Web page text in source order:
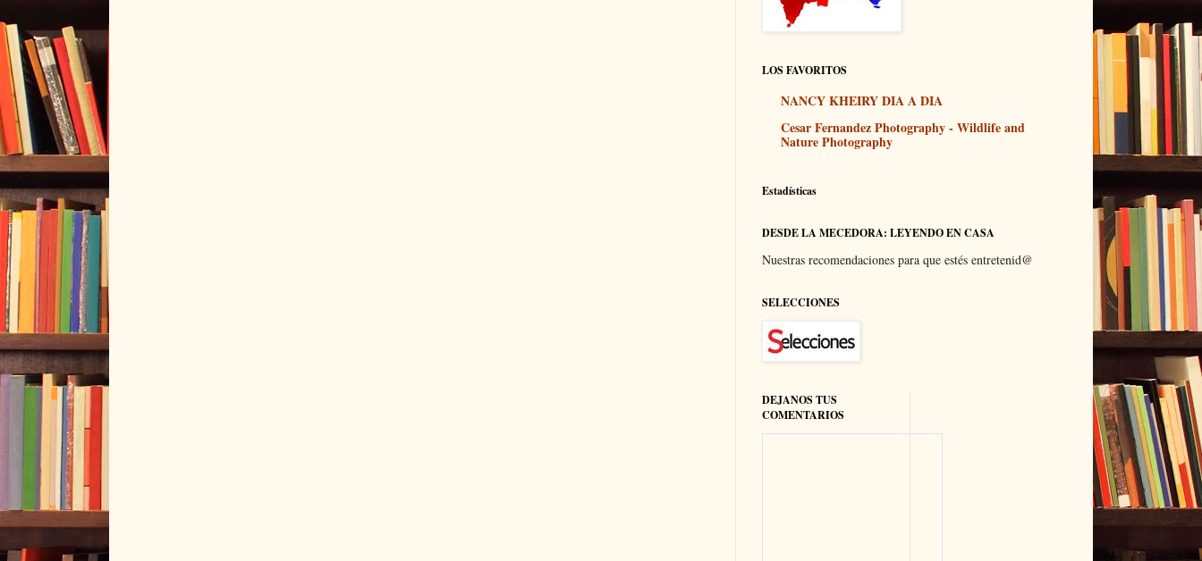
LOS FAVORITOS
NANCY KHEIRY DIA A DIA
Cesar Fernandez Photography - Wildlife and
Nature Photography
Estadísticas
DESDE LA MECEDORA: LEYENDO EN CASA
Nuestras recomendaciones para que estés entretenid@
SELECCIONES
DEJANOS TUS
COMENTARIOS